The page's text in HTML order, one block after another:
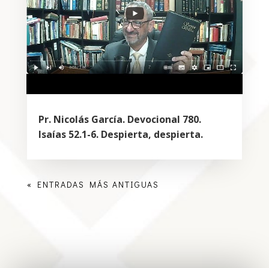
Pr. Nicolás García. Devocional 780.
Isaías 52.1-6. Despierta, despierta.
« ENTRADAS MÁS ANTIGUAS